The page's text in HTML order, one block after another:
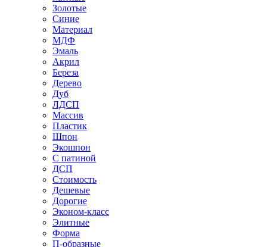
Золотые
Синие
Материал
МДФ
Эмаль
Акрил
Береза
Дерево
Дуб
ЛДСП
Массив
Пластик
Шпон
Экошпон
С патиной
ДСП
Стоимость
Дешевые
Дорогие
Эконом-класс
Элитные
Форма
П-образные